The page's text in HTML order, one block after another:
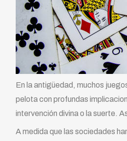
En la antigüedad, muchos
pelota con profundas
intervención divina o la suerte.
A medida que las sociedades